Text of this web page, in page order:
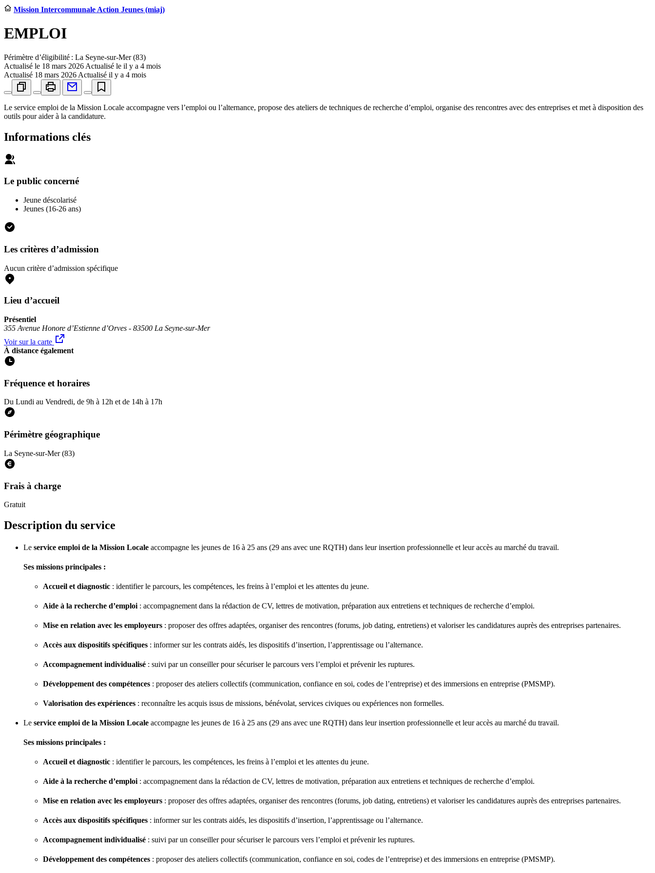
Mission Intercommunale Action Jeunes (miaj)
EMPLOI
Périmètre d’éligibilité : La Seyne-sur-Mer (83)
Actualisé le 18 mars 2026 Actualisé le il y a 4 mois
Actualisé 18 mars 2026 Actualisé il y a 4 mois
Le service emploi de la Mission Locale accompagne vers l’emploi ou l’alternance, propose des ateliers de techniques de recherche d’emploi, organise des rencontres avec des entreprises et met à disposition des
outils pour aider à la candidature.
Informations clés
Le public concerné
Jeune déscolarisé
Jeunes (16-26 ans)
Les critères d’admission
Aucun critère d’admission spécifique
Lieu d’accueil
Présentiel
355 Avenue Honore d’Estienne d’Orves - 83500 La Seyne-sur-Mer
Voir sur la carte
À distance également
Fréquence et horaires
Du Lundi au Vendredi, de 9h à 12h et de 14h à 17h
Périmètre géographique
La Seyne-sur-Mer (83)
Frais à charge
Gratuit
Description du service
Le service emploi de la Mission Locale accompagne les jeunes de 16 à 25 ans (29 ans avec une RQTH) dans leur insertion professionnelle et leur accès au marché du travail.
Ses missions principales :
Accueil et diagnostic : identifier le parcours, les compétences, les freins à l’emploi et les attentes du jeune.
Aide à la recherche d’emploi : accompagnement dans la rédaction de CV, lettres de motivation, préparation aux entretiens et techniques de recherche d’emploi.
Mise en relation avec les employeurs : proposer des offres adaptées, organiser des rencontres (forums, job dating, entretiens) et valoriser les candidatures auprès des entreprises partenaires.
Accès aux dispositifs spécifiques : informer sur les contrats aidés, les dispositifs d’insertion, l’apprentissage ou l’alternance.
Accompagnement individualisé : suivi par un conseiller pour sécuriser le parcours vers l’emploi et prévenir les ruptures.
Développement des compétences : proposer des ateliers collectifs (communication, confiance en soi, codes de l’entreprise) et des immersions en entreprise (PMSMP).
Valorisation des expériences : reconnaître les acquis issus de missions, bénévolat, services civiques ou expériences non formelles.
Le service emploi de la Mission Locale accompagne les jeunes de 16 à 25 ans (29 ans avec une RQTH) dans leur insertion professionnelle et leur accès au marché du travail.
Ses missions principales :
Accueil et diagnostic : identifier le parcours, les compétences, les freins à l’emploi et les attentes du jeune.
Aide à la recherche d’emploi : accompagnement dans la rédaction de CV, lettres de motivation, préparation aux entretiens et techniques de recherche d’emploi.
Mise en relation avec les employeurs : proposer des offres adaptées, organiser des rencontres (forums, job dating, entretiens) et valoriser les candidatures auprès des entreprises partenaires.
Accès aux dispositifs spécifiques : informer sur les contrats aidés, les dispositifs d’insertion, l’apprentissage ou l’alternance.
Accompagnement individualisé : suivi par un conseiller pour sécuriser le parcours vers l’emploi et prévenir les ruptures.
Développement des compétences : proposer des ateliers collectifs (communication, confiance en soi, codes de l’entreprise) et des immersions en entreprise (PMSMP).